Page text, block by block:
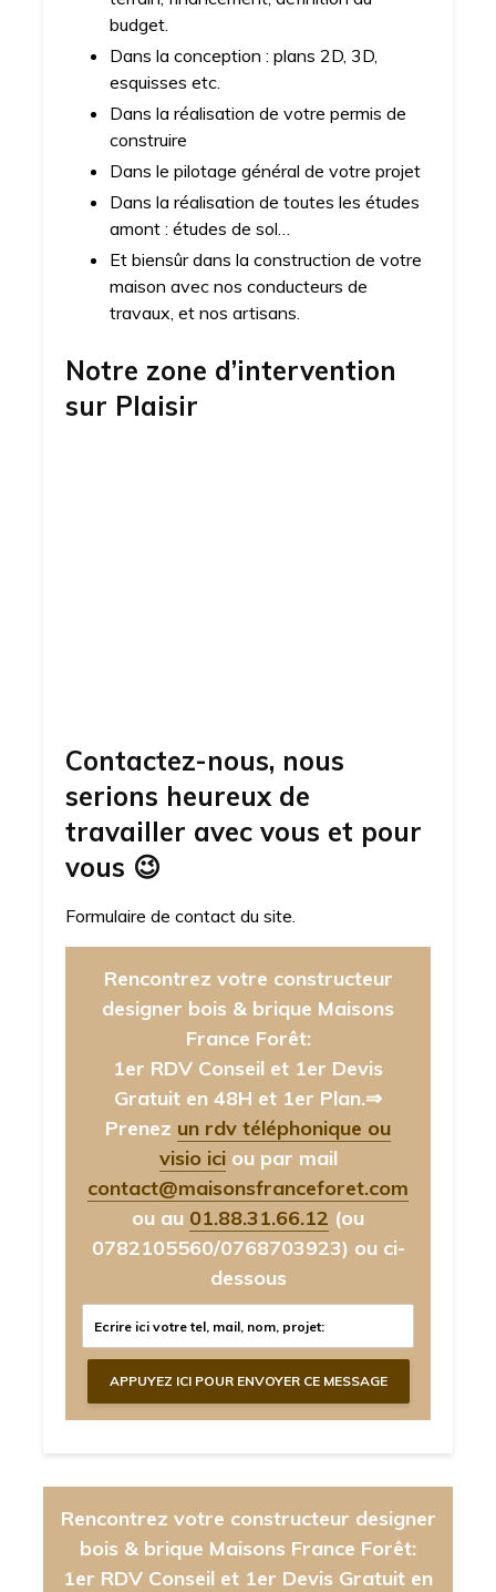
budget.
Dans la conception : plans 2D, 3D,
esquisses etc.
Dans la réalisation de votre permis de
construire
Dans le pilotage général de votre projet
Dans la réalisation de toutes les études
amont : études de sol…
Et biensûr dans la construction de votre
maison avec nos conducteurs de
travaux, et nos artisans.
Notre zone d’intervention
sur Plaisir
Contactez-nous, nous
serions heureux de
travailler avec vous et pour
vous 😉
Formulaire de contact du site.
Rencontrez votre constructeur
designer bois & brique Maisons
France Forêt:
1er RDV Conseil et 1er Devis
Gratuit en 48H et 1er Plan.⇒
Prenez un rdv téléphonique ou
visio iciou par mail
contact@maisonsfranceforet.com
ou au 01.88.31.66.12 (ou
0782105560/0768703923) ou ci-
dessous
Rencontrez votre constructeur designer
bois & brique Maisons France Forêt:
1er RDV Conseil et 1er Devis Gratuit en